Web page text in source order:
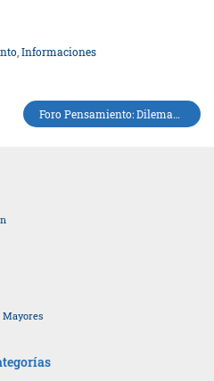
Informaciones
Foro Pensamiento: Dilemas Éticos/Médicos sobre la atencion a mayores.
Mayores